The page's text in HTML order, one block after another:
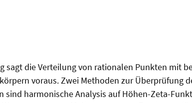
sagt die Verteilung von rationalen Punkten mit
voraus. Zwei Methoden zur Überprüfung
sind harmonische Analysis auf Höhen-Zeta-